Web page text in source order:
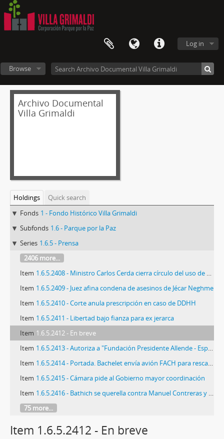
Log in
Browse
Archivo Documental
Villa Grimaldi
Holdings
Quick search
Fonds 1 - Fondo Histórico Villa Grimaldi
Subfonds 1.6 - Parque por la Paz
Series 1.6.5 - Prensa
2406 more...
Item 1.6.5.2408 - Ministro Carlos Cerda cierra círculo del uso de gastos reservados en el caso Riggs
Item 1.6.5.2409 - Juez afina condena de asesinos de Jécar Neghme
Item 1.6.5.2410 - Corte anula prescripción en caso de DDHH
Item 1.6.5.2411 - Libertad bajo fianza para ex jerarca
Item 1.6.5.2412 - En breve
Item 1.6.5.2413 - Autoriza a "Fundación Presidente Allende - España" para desarrollar actividades en el país
Item 1.6.5.2414 - Portada. Bachelet envía avión FACH para rescatar a chilenos en Líbano
Item 1.6.5.2415 - Cámara pide al Gobierno mayor coordinación
Item 1.6.5.2416 - Bathich se querella contra Manuel Contreras y pide citar a Fernando Paulsen
75 more...
Item 1.6.5.2412 - En breve